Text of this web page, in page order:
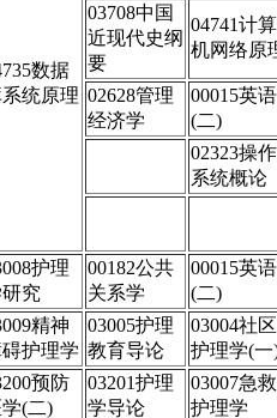
数据
系统原理
03708中国
近现代史纲
要
04741计算
机网络原
02628管理
经济学
00015英语
(二)
02323操作
系统概论
护理
究
00182公共
关系学
00015英语
(二)
精神
护理学
03005护理
教育导论
03004社区
护理学(一
预防
学(二)
03201护理
学导论
03007急救
护理学